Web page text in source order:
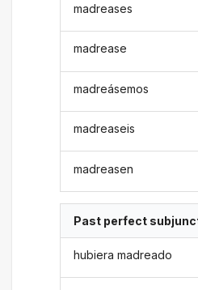
madreases
madrease
madreásemos
madreaseis
madreasen
Past perfect
hubiera madreado